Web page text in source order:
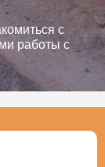
с
работы с